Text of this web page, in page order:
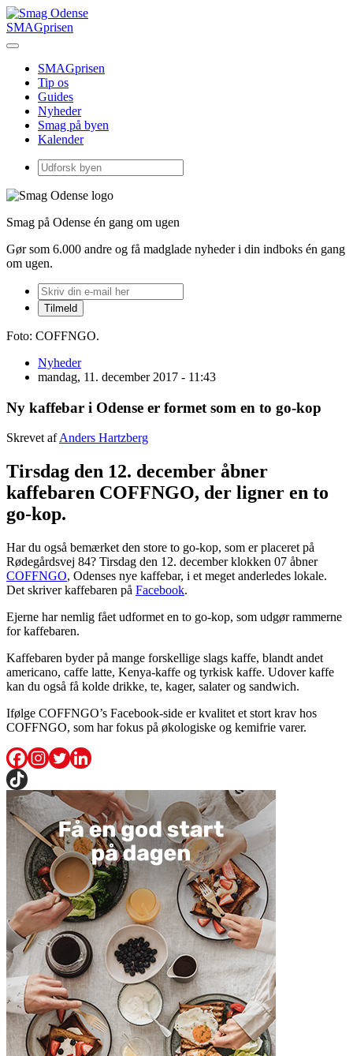
SMAGprisen
SMAGprisen
Tip os
Guides
Nyheder
Smag på byen
Kalender
Smag på Odense én gang om ugen
Gør som 6.000 andre og få madglade nyheder i din indboks én gang
om ugen.
Foto: COFFNGO.
Nyheder
mandag, 11. december 2017 - 11:43
Ny kaffebar i Odense er formet som en to go-kop
Skrevet afAnders Hartzberg
Tirsdag den 12. december åbner
kaffebaren COFFNGO, der ligner en to
go-kop.
Har du også bemærket den store to go-kop, som er placeret på
Rødegårdsvej 84? Tirsdag den 12. december klokken 07 åbner
COFFNGO, Odenses nye kaffebar, i et meget anderledes lokale.
Det skriver kaffebaren på Facebook.
Ejerne har nemlig fået udformet en to go-kop, som udgør rammerne
for kaffebaren.
Kaffebaren byder på mange forskellige slags kaffe, blandt andet
americano, caffe latte, Kenya-kaffe og tyrkisk kaffe. Udover kaffe
kan du også få kolde drikke, te, kager, salater og sandwich.
Ifølge COFFNGO’s Facebook-side er kvalitet et stort krav hos
COFFNGO, som har fokus på økologiske og kemifrie varer.